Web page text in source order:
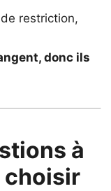
restriction,
donc ils
à
choisir